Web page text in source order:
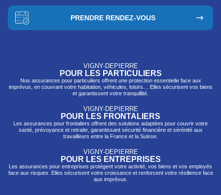
PRENDRE RENDEZ-VOUS
VIGNY-DEPIERRE
POUR LES PARTICULIERS
Nos assurances pour particuliers offrent une protection essentielle face aux
imprévus, en couvrant votre habitation, véhicules, loisirs… Elles sécurisent vos biens
et garantissent votre tranquillité.
VIGNY-DEPIERRE
POUR LES FRONTALIERS
Les assurances pour frontaliers offrent des solutions adaptées pour couvrir votre
santé, prévoyance et retraite, garantissant sécurité financière et sérénité aux
travailleurs entre la France et la Suisse.
VIGNY-DEPIERRE
POUR LES ENTREPRISES
Les assurances pour entreprises protègent votre activité, vos biens et vos employés
face aux risques. Elles sécurisent votre croissance et renforcent votre résilience face
aux imprévus.